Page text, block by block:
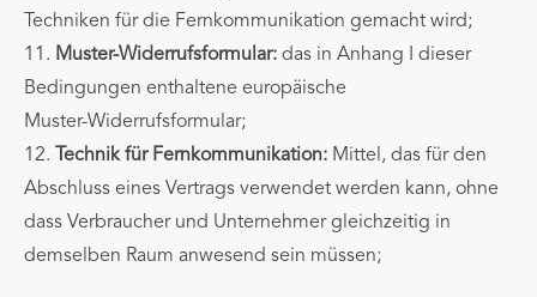
Techniken für die Fernkommunikation gemacht wird;
11. Muster-Widerrufsformular: das in Anhang I dieser
Bedingungen enthaltene europäische
Muster-Widerrufsformular;
12. Technik für Fernkommunikation: Mittel, das für den
Abschluss eines Vertrags verwendet werden kann, ohne
dass Verbraucher und Unternehmer gleichzeitig in
demselben Raum anwesend sein müssen;